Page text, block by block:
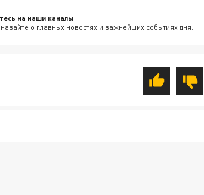
на наши каналы
о главных новостях и важнейших событиях дня.